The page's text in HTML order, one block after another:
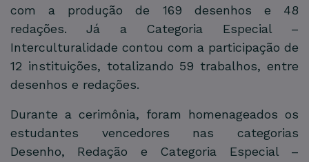
com a produção de 169 desenhos e 48
redações. Já a Categoria Especial –
Interculturalidade contou com a participação de
12 instituições, totalizando 59 trabalhos, entre
desenhos e redações.
Durante a cerimônia, foram homenageados os
estudantes vencedores nas categorias
Desenho, Redação e Categoria Especial –